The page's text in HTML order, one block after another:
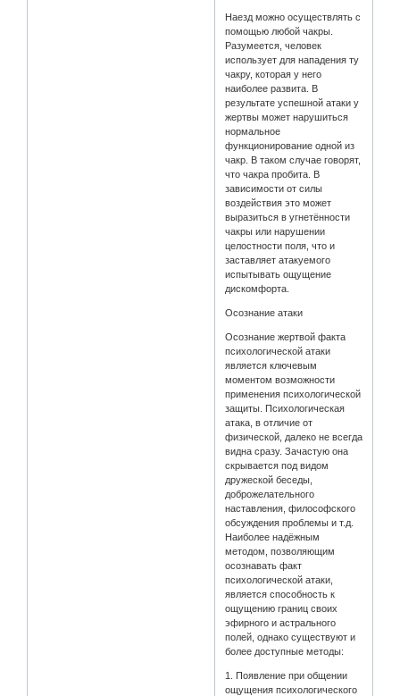
Наезд можно осуществлять с
помощью любой чакры.
Разумеется, человек
использует для нападения ту
чакру, которая у него
наиболее развита. В
результате успешной атаки у
жертвы может нарушиться
нормальное
функционирование одной из
чакр. В таком случае говорят,
что чакра пробита. В
зависимости от силы
воздействия это может
выразиться в угнетённости
чакры или нарушении
целостности поля, что и
заставляет атакуемого
испытывать ощущение
дискомфорта.
Осознание атаки
Осознание жертвой факта
психологической атаки
является ключевым
моментом возможности
применения психологической
защиты. Психологическая
атака, в отличие от
физической, далеко не всегда
видна сразу. Зачастую она
скрывается под видом
дружеской беседы,
доброжелательного
наставления, философского
обсуждения проблемы и т.д.
Наиболее надёжным
методом, позволяющим
осознавать факт
психологической атаки,
является способность к
ощущению границ своих
эфирного и астрального
полей, однако существуют и
более доступные методы:
1. Появление при общении
ощущения психологического